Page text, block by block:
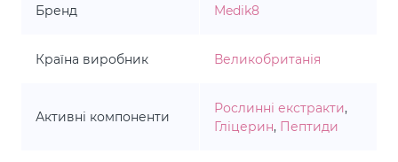
Бренд Medik8
Країна виробник Великобританія
Активні компоненти
Рослинні екстракти,
Гліцерин, Пептиди